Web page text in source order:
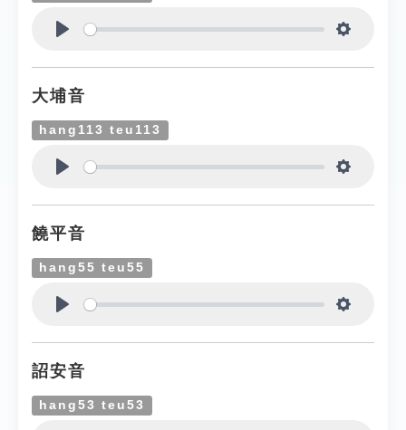
大埔音
hang113 teu113
饒平音
hang55 teu55
詔安音
hang53 teu53